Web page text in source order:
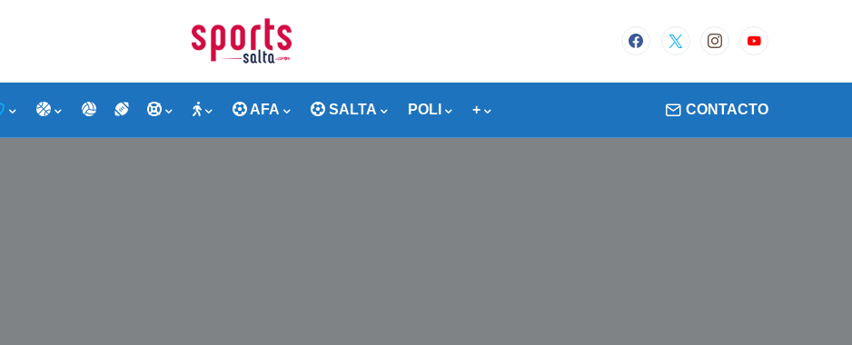
AFA SALTA POLI + CONTACTO